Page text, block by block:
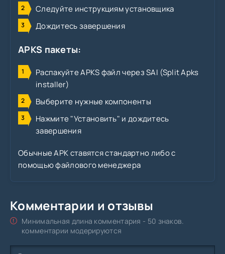
Следуйте инструкциям установщика
Дождитесь завершения
APKS пакеты:
Распакуйте APKS файл через SAI (Split Apks
installer)
Выберите нужные компоненты
Нажмите "Установить" и дождитесь
завершения
Обычные APK ставятся стандартно либо с
помощью файлового менеджера
Комментарии и отзывы
Минимальная длина комментария - 50 знаков.
комментарии модерируются